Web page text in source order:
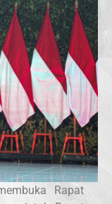
Rapat